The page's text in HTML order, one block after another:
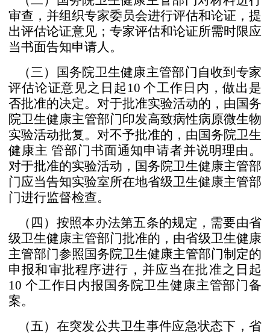
审查，并组织专家委员会进行评估和论证，提
出评估论证意见；专家评估和论证所需时限应
当书面告知申请人。
（三）国务院卫生健康主管部门自收到专家
评估论证意 见之日起 10个工作日内，做出是
否批准的决定。对于批准实验活动的，由国务
院卫生健康主管部门印发高致病性病原微生物
实验活动批复。对不予批准的，由国务院卫生
健康主管部门书面通知申请者并说明理由。
对于批准的实验活动， 国务院卫生健康主管部
门应当告知实验室所在地省级卫生健康主管部
门进行监督检查。
（四）按照本办法第五条的规定，需要由省
级卫生健康主管部门批准的，由省级卫生健康
主管部门参照国务院卫生健康主管部门制定的
申报和审批程序进行，并应当在批准之 日起
10 个工作日内报国务院卫生健康主管部门备
案。
（五）在突发公共卫生事件应急状态下，省